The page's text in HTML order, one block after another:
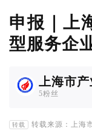
申报｜上
型服务企
上海市
5粉丝
转载 转载来源：上海